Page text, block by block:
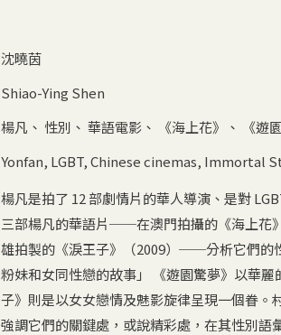
沈曉茵
Shiao-Ying Shen
楊凡 、 性別 、 華語電影、 《海上花》 、 《遊
Yonfan, LGBT,Chinese cinemas, Immortal
楊凡是拍了 12 部劇情片的華人導演、是對
三部楊凡的華語片──在澳門拍攝的《海上花
雄拍製的《淚王子》（2009）──分析它們的
粉妹和女同性戀的故事」 《遊園驚夢》以華
子》則是以女女戀情及魅影旋律呈現一個眷
強調它們的關鍵處，或說精彩處，在其性別